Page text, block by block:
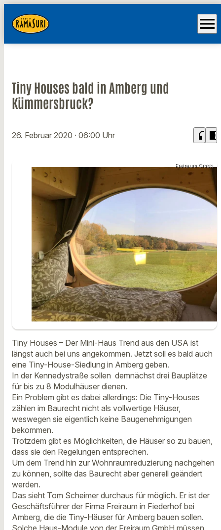
menu
Tiny Houses bald in Amberg und
Kümmersbruck?
26. Februar 2020 · 06:00 Uhr headphones chrome_reader_mode
Freiraum Gmbh
Tiny Houses – Der Mini-Haus Trend aus den USA ist
längst auch bei uns angekommen. Jetzt soll es bald auch
eine Tiny-House-Siedlung in Amberg geben.
In der Kennedystraße sollen demnächst drei Bauplätze
für bis zu 8 Modulhäuser dienen.
Ein Problem gibt es dabei allerdings: Die Tiny-Houses
zählen im Baurecht nicht als vollwertige Häuser,
weswegen sie eigentlich keine Baugenehmigungen
bekommen.
Trotzdem gibt es Möglichkeiten, die Häuser so zu bauen,
dass sie den Regelungen entsprechen.
Um dem Trend hin zur Wohnraumreduzierung nachgehen
zu können, sollte das Baurecht aber generell geändert
werden.
Das sieht Tom Scheimer durchaus für möglich. Er ist der
Geschäftsführer der Firma Freiraum in Fiederhof bei
Amberg, die die Tiny-Häuser für Amberg bauen sollen.
Solche Haus-Module von der Freiraum GmbH müssen